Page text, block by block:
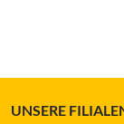
UNSERE